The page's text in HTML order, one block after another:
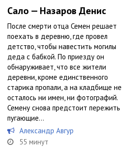
Сало — Назаров Денис
После смерти отца Семен решает
поехать в деревню, где провел
детство, чтобы навестить могилы
деда с бабкой. По приезду он
обнаруживает, что все жители
деревни, кроме единственного
старика пропали, а на кладбище не
осталось ни имен, ни фотографий.
Семену снова предстоит пережить
пугающие...
Александр Авгур
55 минут